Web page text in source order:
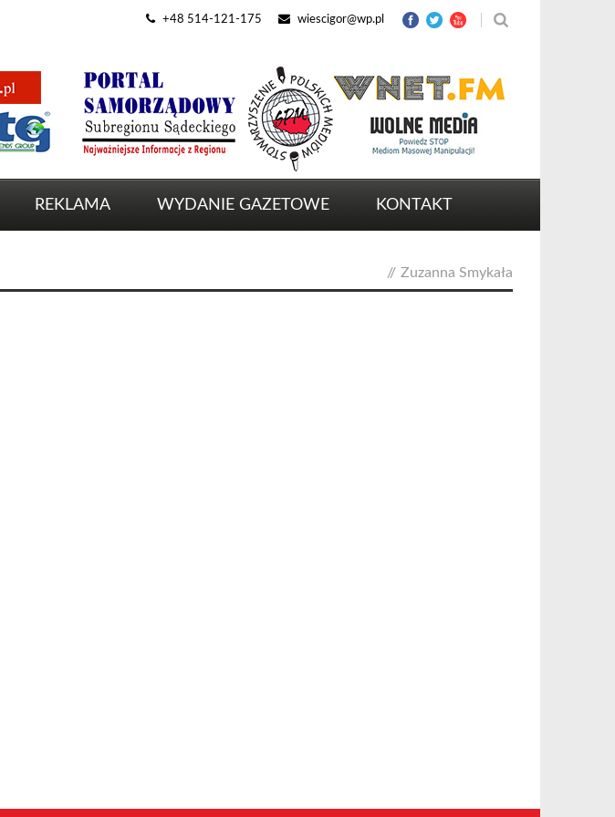
+48 514-121-175 wiescigor@wp.pl
REKLAMA WYDANIE GAZETOWE KONTAKT
// Zuzanna Smykała